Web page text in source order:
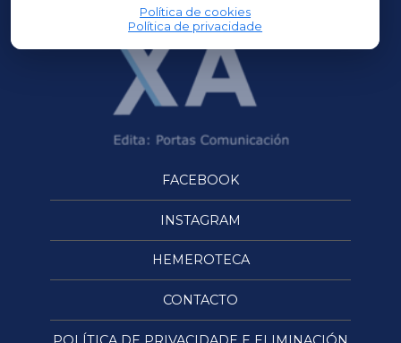
Política de cookies
Política de privacidade
FACEBOOK
INSTAGRAM
HEMEROTECA
CONTACTO